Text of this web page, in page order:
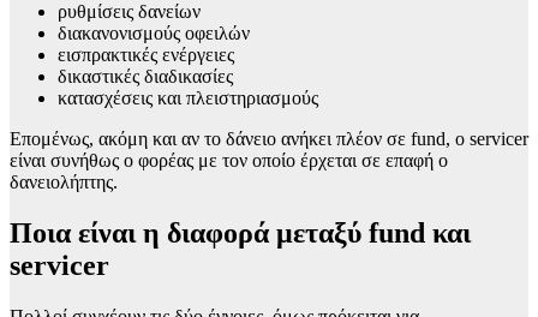
ρυθμίσεις δανείων
διακανονισμούς οφειλών
εισπρακτικές ενέργειες
δικαστικές διαδικασίες
κατασχέσεις και πλειστηριασμούς
Επομένως, ακόμη και αν το δάνειο ανήκει πλέον σε fund, ο servicer
είναι συνήθως ο φορέας με τον οποίο έρχεται σε επαφή ο
δανειολήπτης.
Ποια είναι η διαφορά μεταξύ fund και
servicer